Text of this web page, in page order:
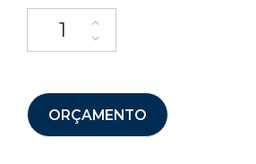
ORÇAMENTO